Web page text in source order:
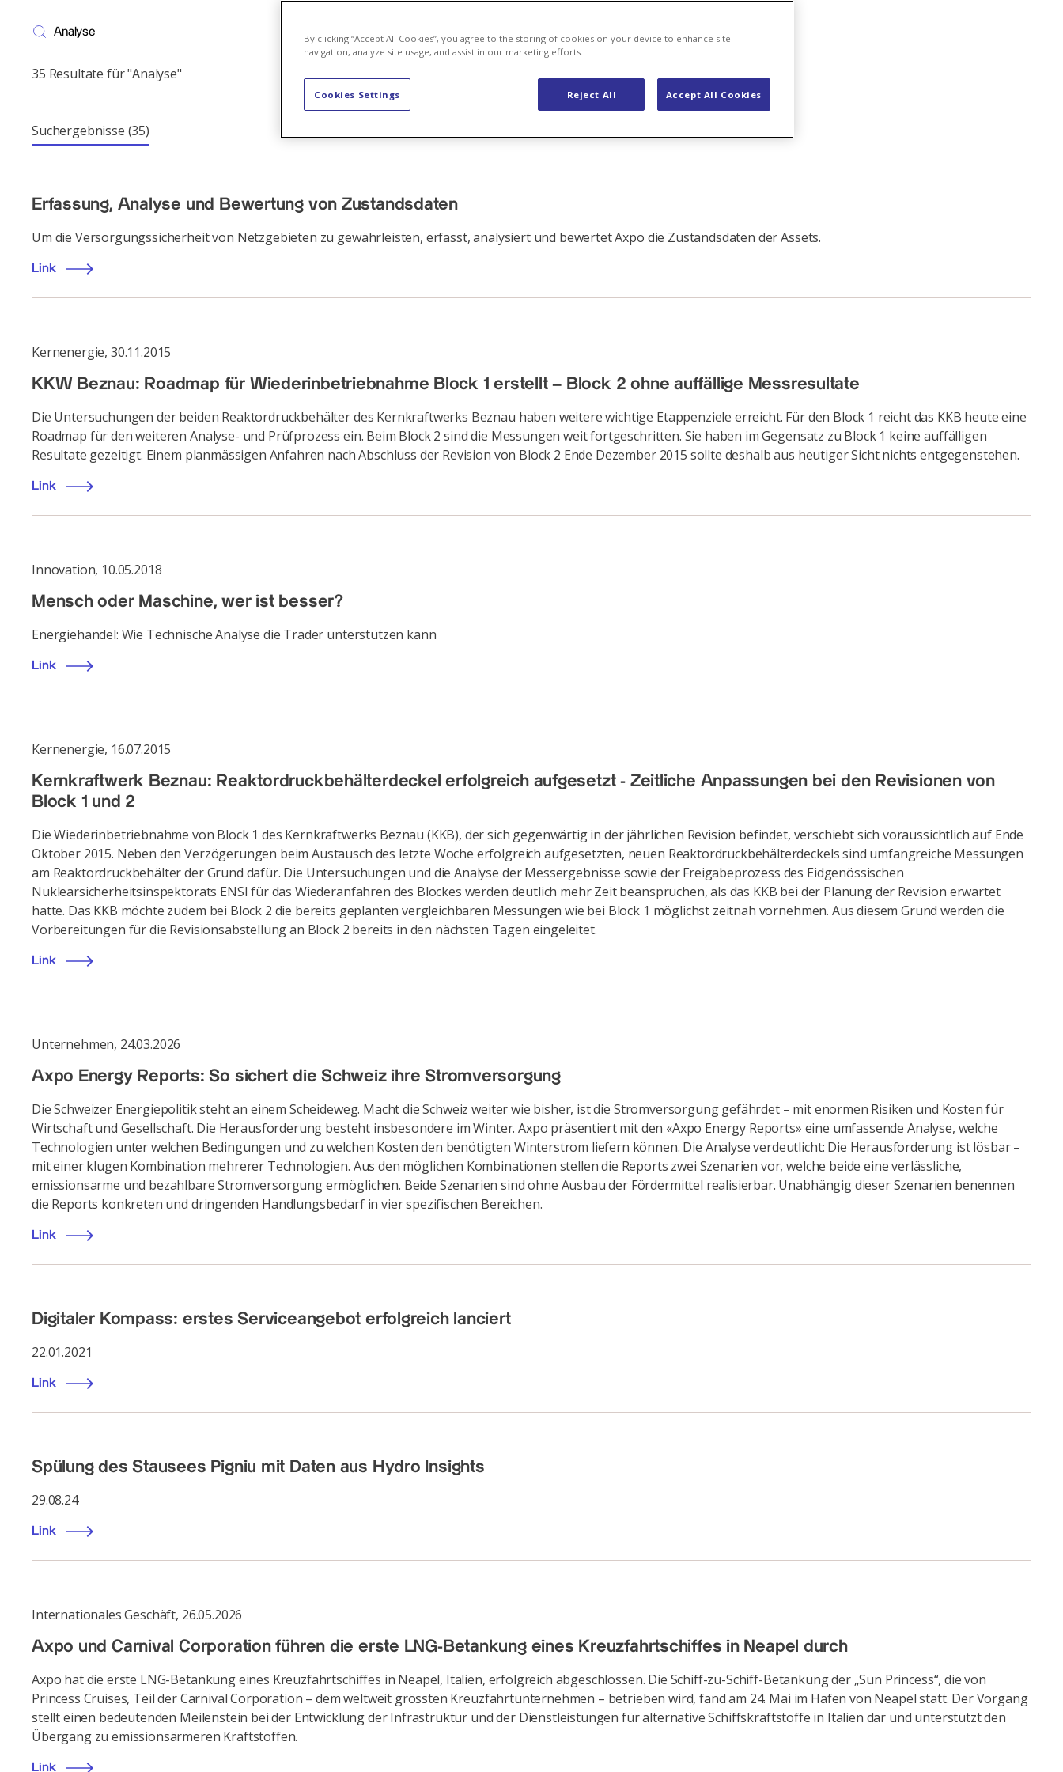
35 Resultate für "Analyse"
Suchergebnisse (35)
Erfassung, Analyse und Bewertung von Zustandsdaten
Um die Versorgungssicherheit von Netzgebieten zu gewährleisten, erfasst, analysiert und bewertet Axpo die Zustandsdaten der Assets.
Link
Kernenergie, 30.11.2015
KKW Beznau: Roadmap für Wiederinbetriebnahme Block 1 erstellt – Block 2 ohne auffällige Messresultate
Die Untersuchungen der beiden Reaktordruckbehälter des Kernkraftwerks Beznau haben weitere wichtige Etappenziele erreicht. Für den Block 1 reicht das KKB heute eine
Roadmap für den weiteren Analyse- und Prüfprozess ein. Beim Block 2 sind die Messungen weit fortgeschritten. Sie haben im Gegensatz zu Block 1 keine auffälligen
Resultate gezeitigt. Einem planmässigen Anfahren nach Abschluss der Revision von Block 2 Ende Dezember 2015 sollte deshalb aus heutiger Sicht nichts entgegenstehen.
Link
Innovation, 10.05.2018
Mensch oder Maschine, wer ist besser?
Energiehandel: Wie Technische Analyse die Trader unterstützen kann
Link
Kernenergie, 16.07.2015
Kernkraftwerk Beznau: Reaktordruckbehälterdeckel erfolgreich aufgesetzt - Zeitliche Anpassungen bei den Revisionen von
Block 1 und 2
Die Wiederinbetriebnahme von Block 1 des Kernkraftwerks Beznau (KKB), der sich gegenwärtig in der jährlichen Revision befindet, verschiebt sich voraussichtlich auf Ende
Oktober 2015. Neben den Verzögerungen beim Austausch des letzte Woche erfolgreich aufgesetzten, neuen Reaktordruckbehälterdeckels sind umfangreiche Messungen
am Reaktordruckbehälter der Grund dafür. Die Untersuchungen und die Analyse der Messergebnisse sowie der Freigabeprozess des Eidgenössischen
Nuklearsicherheitsinspektorats ENSI für das Wiederanfahren des Blockes werden deutlich mehr Zeit beanspruchen, als das KKB bei der Planung der Revision erwartet
hatte. Das KKB möchte zudem bei Block 2 die bereits geplanten vergleichbaren Messungen wie bei Block 1 möglichst zeitnah vornehmen. Aus diesem Grund werden die
Vorbereitungen für die Revisionsabstellung an Block 2 bereits in den nächsten Tagen eingeleitet.
Link
Unternehmen, 24.03.2026
Axpo Energy Reports: So sichert die Schweiz ihre Stromversorgung
Die Schweizer Energiepolitik steht an einem Scheideweg. Macht die Schweiz weiter wie bisher, ist die Stromversorgung gefährdet – mit enormen Risiken und Kosten für
Wirtschaft und Gesellschaft. Die Herausforderung besteht insbesondere im Winter. Axpo präsentiert mit den «Axpo Energy Reports» eine umfassende Analyse, welche
Technologien unter welchen Bedingungen und zu welchen Kosten den benötigten Winterstrom liefern können. Die Analyse verdeutlicht: Die Herausforderung ist lösbar –
mit einer klugen Kombination mehrerer Technologien. Aus den möglichen Kombinationen stellen die Reports zwei Szenarien vor, welche beide eine verlässliche,
emissionsarme und bezahlbare Stromversorgung ermöglichen. Beide Szenarien sind ohne Ausbau der Fördermittel realisierbar. Unabhängig dieser Szenarien benennen
die Reports konkreten und dringenden Handlungsbedarf in vier spezifischen Bereichen.
Link
Digitaler Kompass: erstes Serviceangebot erfolgreich lanciert
22.01.2021
Link
Spülung des Stausees Pigniu mit Daten aus Hydro Insights
29.08.24
Link
Internationales Geschäft, 26.05.2026
Axpo und Carnival Corporation führen die erste LNG-Betankung eines Kreuzfahrtschiffes in Neapel durch
Axpo hat die erste LNG-Betankung eines Kreuzfahrtschiffes in Neapel, Italien, erfolgreich abgeschlossen. Die Schiff-zu-Schiff-Betankung der „Sun Princess“, die von
Princess Cruises, Teil der Carnival Corporation – dem weltweit grössten Kreuzfahrtunternehmen – betrieben wird, fand am 24. Mai im Hafen von Neapel statt. Der Vorgang
stellt einen bedeutenden Meilenstein bei der Entwicklung der Infrastruktur und der Dienstleistungen für alternative Schiffskraftstoffe in Italien dar und unterstützt den
Übergang zu emissionsärmeren Kraftstoffen.
Link
By clicking “Accept All Cookies”, you agree to the storing of cookies on your device to enhance site
navigation, analyze site usage, and assist in our marketing efforts.
Reject All Accept All Cookies
Cookies Settings